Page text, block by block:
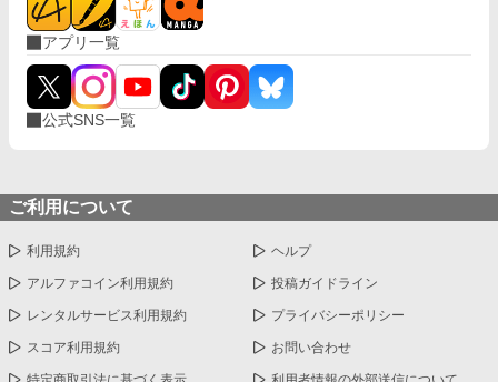
アプリ一覧
公式SNS一覧
ご利用について
利用規約 ヘルプ
アルファコイン利用規約 投稿ガイドライン
レンタルサービス利用規約 プライバシーポリシー
スコア利用規約 お問い合わせ